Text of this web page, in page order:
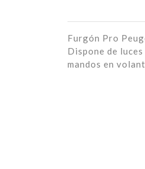
Furgón Pro
Dispone de
mandos en